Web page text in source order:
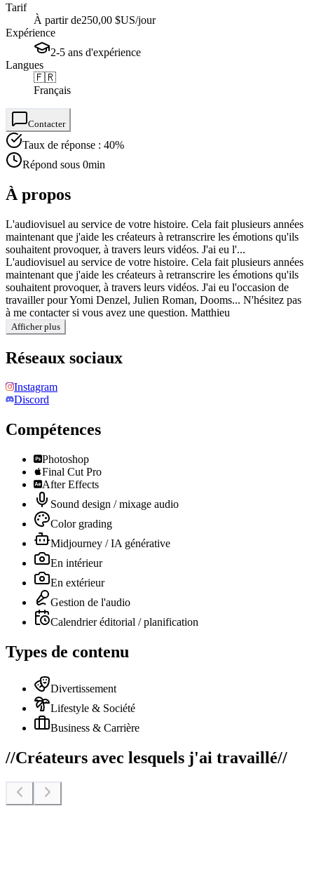
Tarif
À partir de250,00 $US/jour
Expérience
2-5 ans d'expérience
Langues
🇫🇷
Français
Contacter
Taux de réponse : 40%
Répond sous 0min
À propos
L'audiovisuel au service de votre histoire. Cela fait plusieurs années
maintenant que j'aide les créateurs à retranscrire les émotions qu'ils
souhaitent provoquer, à travers leurs vidéos. J'ai eu l'...
L'audiovisuel au service de votre histoire. Cela fait plusieurs années
maintenant que j'aide les créateurs à retranscrire les émotions qu'ils
souhaitent provoquer, à travers leurs vidéos. J'ai eu l'occasion de
travailler pour Yomi Denzel, Julien Roman, Dooms... N'hésitez pas
à me contacter si vous avez une question. Matthieu
Afficher plus
Réseaux sociaux
Instagram
Discord
Compétences
Photoshop
Final Cut Pro
After Effects
Sound design / mixage audio
Color grading
Midjourney / IA générative
En intérieur
En extérieur
Gestion de l'audio
Calendrier éditorial / planification
Types de contenu
Divertissement
Lifestyle & Société
Business & Carrière
//Créateurs avec lesquels j'ai travaillé//